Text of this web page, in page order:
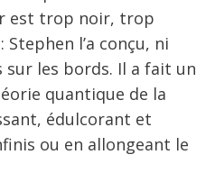
est trop noir, trop
l’a conçu, ni
les bords. Il a fait un
quantique de la
édulcorant et
ou en allongeant le